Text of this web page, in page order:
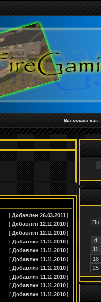
Вы вошли как
[ Добавлен 26.03.2011 ]
[ Добавлен 12.11.2010 ]
[ Добавлен 12.11.2010 ]
[ Добавлен 11.11.2010 ]
[ Добавлен 11.11.2010 ]
[ Добавлен 11.11.2010 ]
[ Добавлен 11.11.2010 ]
[ Добавлен 11.11.2010 ]
[ Добавлен 11.11.2010 ]
[ Добавлен 11.11.2010 ]
Пн
4
11
18
25